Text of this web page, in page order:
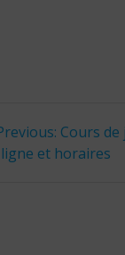
Previous
post:
Cours
et horaires